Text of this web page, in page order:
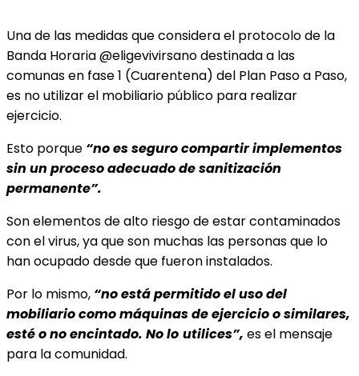
Una de las medidas que considera el protocolo de la
Banda Horaria @eligevivirsano destinada a las
comunas en fase 1 (Cuarentena) del Plan Paso a Paso,
es no utilizar el mobiliario público para realizar
ejercicio.
Esto porque “no es seguro compartir implementos
sin un proceso adecuado de sanitización
permanente”.
Son elementos de alto riesgo de estar contaminados
con el virus, ya que son muchas las personas que lo
han ocupado desde que fueron instalados.
Por lo mismo, “no está permitido el uso del
mobiliario como máquinas de ejercicio o similares,
esté o no encintado. No lo utilices”, es el mensaje
para la comunidad.